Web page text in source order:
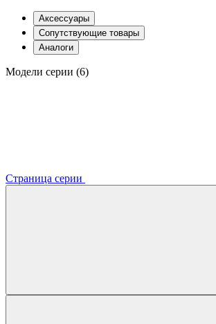
Аксессуары
Сопутствующие товары
Аналоги
Модели серии (6)
Страница серии